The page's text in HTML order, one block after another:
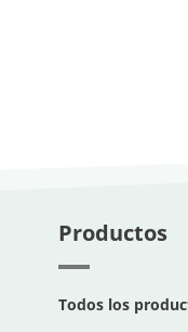
Productos
Todos los